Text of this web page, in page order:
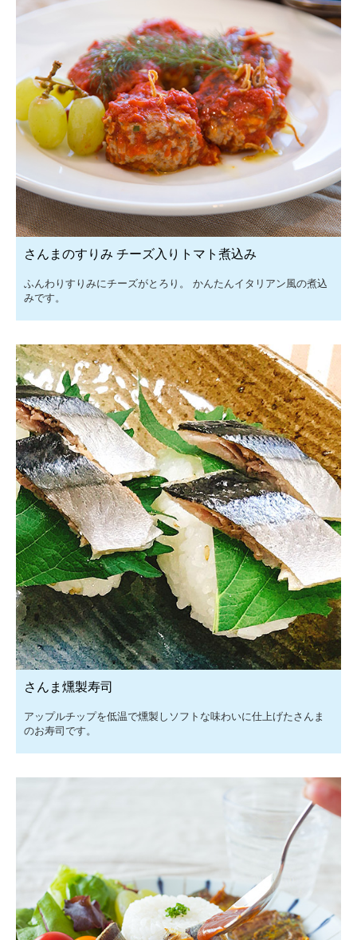
さんまのすりみ チーズ入りトマト煮込み
ふんわりすりみにチーズがとろり。 かんたんイタリアン風の煮込
みです。
さんま燻製寿司
アップルチップを低温で燻製しソフトな味わいに仕上げたさんま
のお寿司です。